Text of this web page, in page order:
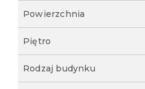
Powierzchnia
Piętro
Rodzaj budynku